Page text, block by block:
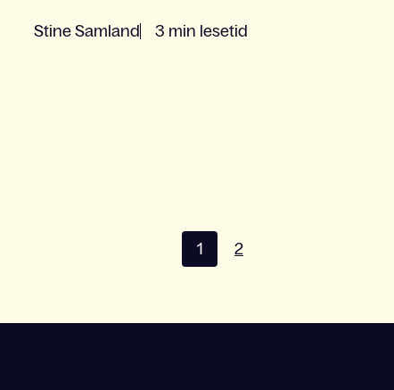
Stine Samland 3 min lesetid
1 2